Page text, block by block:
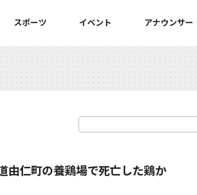
スポーツ イベント アナウンサー
由仁町の養鶏場で死亡した鶏か